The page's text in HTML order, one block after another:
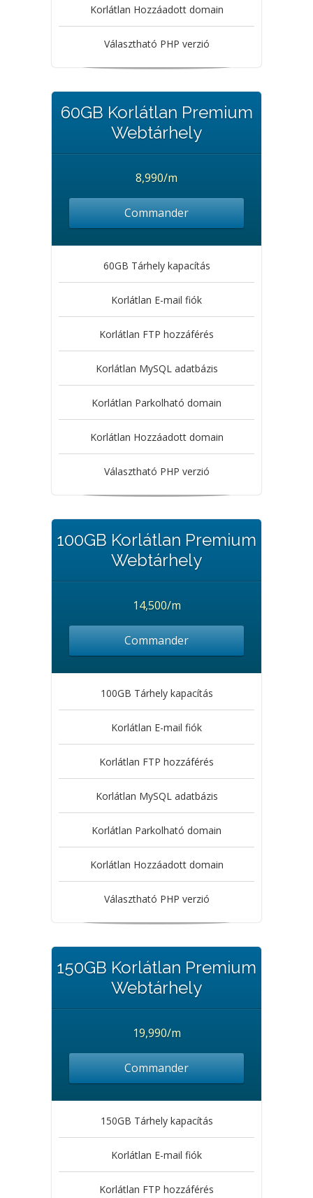
Korlátlan Hozzáadott domain
Választható PHP verzió
60GB Korlátlan Premium
Webtárhely
8,990/m
Commander
60GB Tárhely kapacítás
Korlátlan E-mail fiók
Korlátlan FTP hozzáférés
Korlátlan MySQL adatbázis
Korlátlan Parkolható domain
Korlátlan Hozzáadott domain
Választható PHP verzió
100GB Korlátlan Premium
Webtárhely
14,500/m
Commander
100GB Tárhely kapacítás
Korlátlan E-mail fiók
Korlátlan FTP hozzáférés
Korlátlan MySQL adatbázis
Korlátlan Parkolható domain
Korlátlan Hozzáadott domain
Választható PHP verzió
150GB Korlátlan Premium
Webtárhely
19,990/m
Commander
150GB Tárhely kapacítás
Korlátlan E-mail fiók
Korlátlan FTP hozzáférés